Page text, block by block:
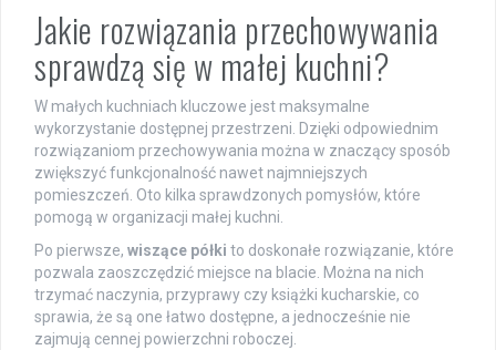
Jakie rozwiązania przechowywania
sprawdzą się w małej kuchni?
W małych kuchniach kluczowe jest maksymalne
wykorzystanie dostępnej przestrzeni. Dzięki odpowiednim
rozwiązaniom przechowywania można w znaczący sposób
zwiększyć funkcjonalność nawet najmniejszych
pomieszczeń. Oto kilka sprawdzonych pomysłów, które
pomogą w organizacji małej kuchni.
Po pierwsze, wiszące półki to doskonałe rozwiązanie, które
pozwala zaoszczędzić miejsce na blacie. Można na nich
trzymać naczynia, przyprawy czy książki kucharskie, co
sprawia, że są one łatwo dostępne, a jednocześnie nie
zajmują cennej powierzchni roboczej.